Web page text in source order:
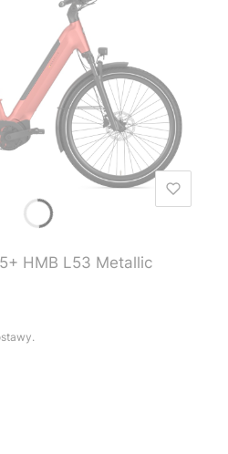
HMB L53 Metallic